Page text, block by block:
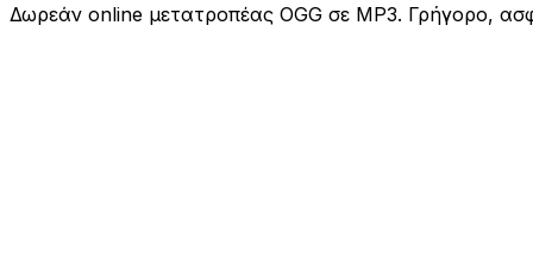
Δωρεάν online μετατροπέας OGG σε MP3. Γρήγορο,